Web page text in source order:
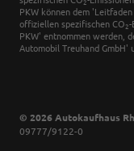
2
PKW können dem
offiziellen spezifischen CO 2-
PKW' entnommen werden,
Automobil Treuhand
© 2026 Autokaufhaus
09777/9122-0